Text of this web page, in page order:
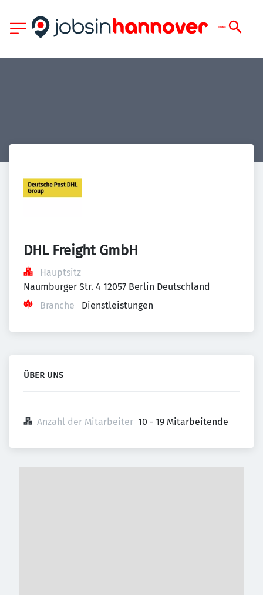
DHL Freight GmbH
Hauptsitz
Naumburger Str. 4 12057 Berlin Deutschland
Branche
Dienstleistungen
ÜBER UNS
Anzahl der Mitarbeiter 10 - 19 Mitarbeitende